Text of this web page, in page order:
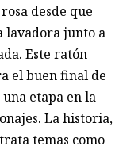
desde que
lavadora junto a
Este ratón
el buen final de
etapa en la
La historia,
temas como